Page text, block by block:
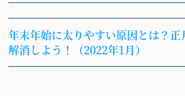
年末年始に太りやすい原因とは？正
解消しよう！（2022年1月）